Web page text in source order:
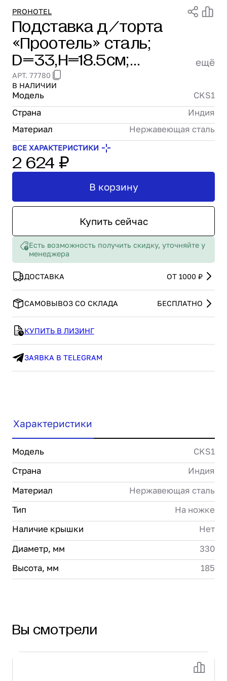
Проектирование
Сервис и монтаж
ПОКУПАТЕЛЯМ
Доставка и оплата
Гарантия и возврат
Лизинг
Акции
О GRANBAZAR
О нас
Бренды
Контакты
PROHOTEL
Подставка д/торта
«Проотель» сталь;
D=33,H=18.5см;
металлич. Prohotel CKS1
ещё
АРТ. 77780
В НАЛИЧИИ
Модель
CKS1
Страна
Индия
Материал
Нержавеющая сталь
ВСЕ ХАРАКТЕРИСТИКИ
2 624 ₽
Купить сейчас
В корзину
Есть возможность получить скидку, уточняйте у
менеджера
ДОСТАВКА ОТ 1000 ₽
САМОВЫВОЗ СО СКЛАДА БЕСПЛАТНО
КУПИТЬ В ЛИЗИНГ
ЗАЯВКА В TELEGRAM
Характеристики
Модель
CKS1
Страна
Индия
Материал
Нержавеющая сталь
Тип
На ножке
Наличие крышки
Нет
Диаметр, мм
330
Высота, мм
185
Вы смотрели